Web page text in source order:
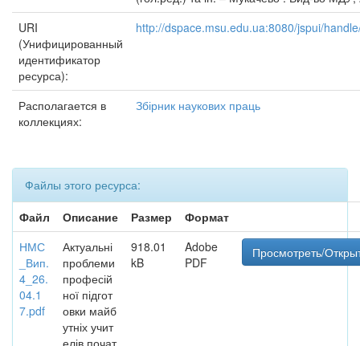
URI
(Унифицированный
идентификатор
ресурса):
http://dspace.msu.edu.ua:8080/jspui/
Располагается в
коллекциях:
Збірник наукових праць
Файлы этого ресурса:
Файл
Описание Размер
Формат
НМС
_Вип.
4_26.
04.1
7.pdf
Актуальні
проблеми
професій
ної підгот
овки майб
утніх учит
елів почат
918.01
kB
Adobe
PDF
Просмотреть/